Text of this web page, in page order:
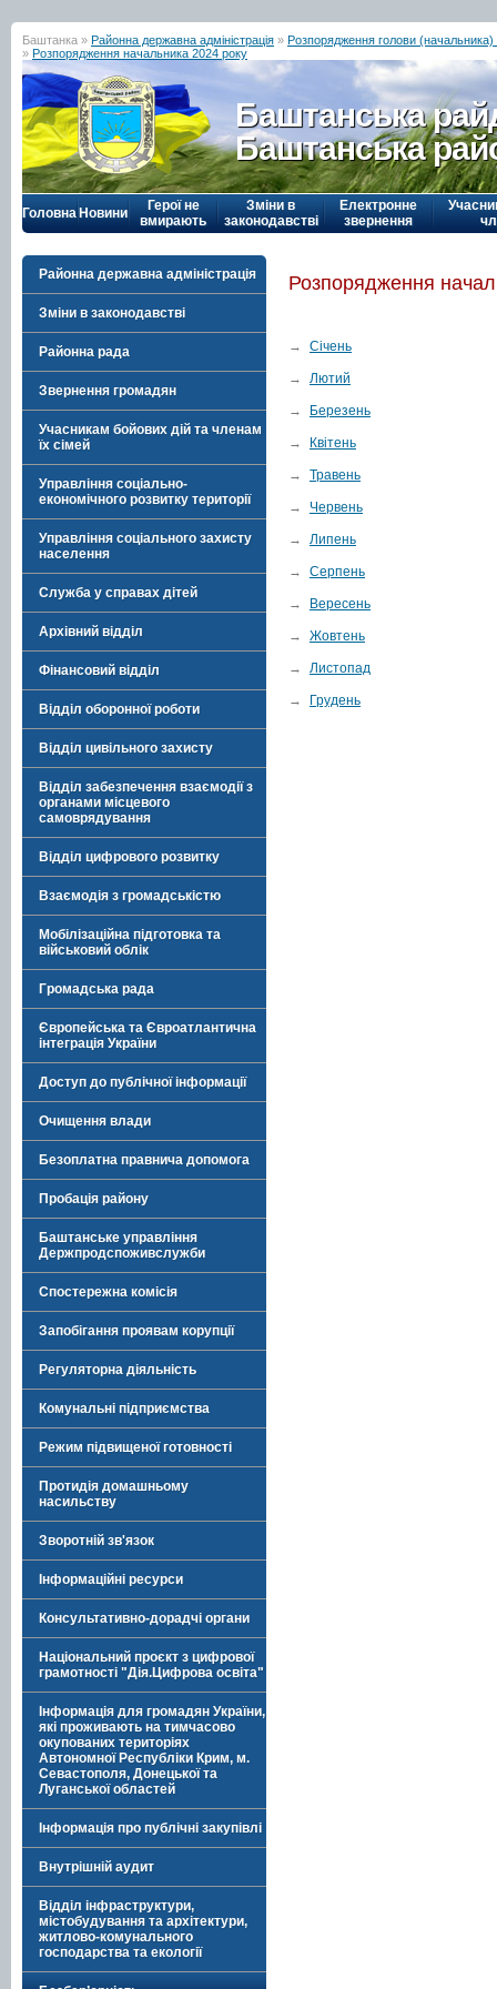
Баштанка » Районна державна адміністрація » Розпорядження голови (начальника)
» Розпорядження начальника 2024 року
Баштанська
Баштанська
Головна Новини
Герої не
вмирають
Зміни в
законодавстві
Електронне
звернення
Районна державна адміністрація
Зміни в законодавстві
Районна рада
Звернення громадян
Учасникам бойових дій та членам
їх сімей
Управління соціально-
економічного розвитку території
Управління соціального захисту
населення
Служба у справах дітей
Архівний відділ
Фінансовий відділ
Відділ оборонної роботи
Відділ цивільного захисту
Відділ забезпечення взаємодії з
органами місцевого
самоврядування
Відділ цифрового розвитку
Взаємодія з громадськістю
Мобілізаційна підготовка та
військовий облік
Громадська рада
Європейська та Євроатлантична
інтеграція України
Доступ до публічної інформації
Очищення влади
Безоплатна правнича допомога
Пробація району
Баштанське управління
Держпродспоживслужби
Спостережна комісія
Запобігання проявам корупції
Регуляторна діяльність
Комунальні підприємства
Режим підвищеної готовності
Протидія домашньому
насильству
Зворотній зв'язок
Інформаційні ресурси
Консультативно-дорадчі органи
Національний проєкт з цифрової
грамотності "Дія.Цифрова освіта"
Інформація для громадян України,
які проживають на тимчасово
окупованих територіях
Автономної Республіки Крим, м.
Севастополя, Донецької та
Луганської областей
Інформація про публічні закупівлі
Внутрішній аудит
Відділ інфраструктури,
містобудування та архітектури,
житлово-комунального
господарства та екології
Розпорядження
→ Січень
→ Лютий
→ Березень
→ Квітень
→ Травень
→ Червень
→ Липень
→ Серпень
→ Вересень
→ Жовтень
→ Листопад
→ Грудень